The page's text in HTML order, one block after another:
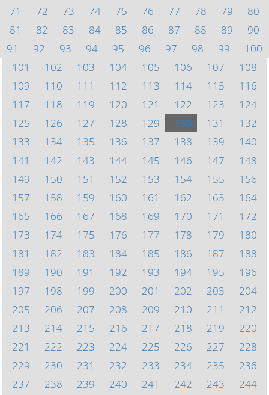
71
72 73 74 75 76 77 78 79
80
81
82 83 84 85 86 87 88 89
90
91
92 93 94 95 96 97 98 99
100
101
102 103 104 105 106 107
108
109
110 111 112 113 114 115
116
117
118 119 120 121 122 123
124
125
126 127 128 129 130 131
132
133
134 135 136 137 138 139
140
141
142 143 144 145 146 147
148
149
150 151 152 153 154 155
156
157
158 159 160 161 162 163
164
165
166 167 168 169 170 171
172
173
174 175 176 177 178 179
180
181
182 183 184 185 186 187
188
189
190 191 192 193 194 195
196
197
198 199 200 201 202 203
204
205
206 207 208 209 210 211
212
213
214 215 216 217 218 219
220
221
222 223 224 225 226 227
228
229
230 231 232 233 234 235
236
237
238 239 240 241 242 243
244